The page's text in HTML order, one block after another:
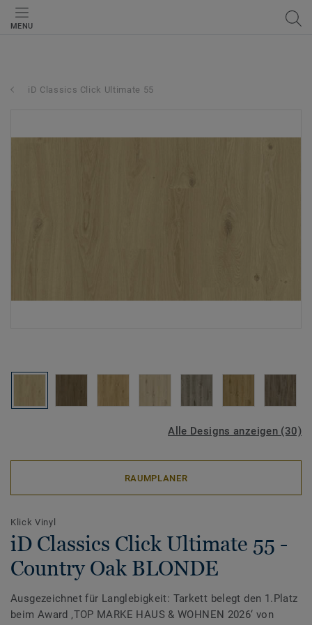
MENU
iD Classics Click Ultimate 55
Alle Designs anzeigen (30)
RAUMPLANER
Klick Vinyl
iD Classics Click Ultimate 55 -
Country Oak BLONDE
Ausgezeichnet für Langlebigkeit: Tarkett belegt den 1.Platz
beim Award ‚TOP MARKE HAUS & WOHNEN 2026‘ von